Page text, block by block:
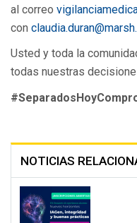
al correo
con
Usted y toda la
todas nuestras
NOTICIAS